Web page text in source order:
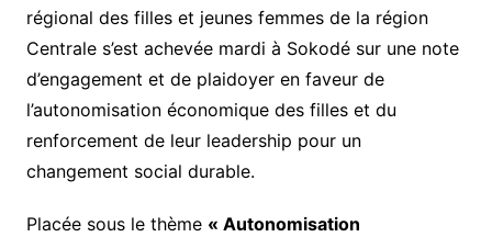
régional des filles et jeunes femmes de la région
Centrale s’est achevée mardi à Sokodé sur une note
d’engagement et de plaidoyer en faveur de
l’autonomisation économique des filles et du
renforcement de leur leadership pour un
changement social durable.
Placée sous le thème « Autonomisation